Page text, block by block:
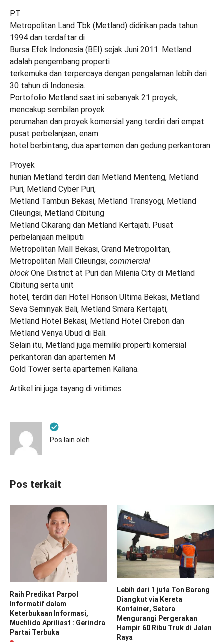
PT
Metropolitan Land Tbk (Metland) didirikan pada tahun
1994 dan terdaftar di
Bursa Efek Indonesia (BEI) sejak Juni 2011. Metland
adalah pengembang properti
terkemuka dan terpercaya dengan pengalaman lebih dari
30 tahun di Indonesia.
Portofolio Metland saat ini sebanyak 21 proyek,
mencakup sembilan proyek
perumahan dan proyek komersial yang terdiri dari empat
pusat perbelanjaan, enam
hotel berbintang, dua apartemen dan gedung perkantoran.
Proyek
hunian Metland terdiri dari Metland Menteng, Metland
Puri, Metland Cyber Puri,
Metland Tambun Bekasi, Metland Transyogi, Metland
Cileungsi, Metland Cibitung
Metland Cikarang dan Metland Kertajati. Pusat
perbelanjaan meliputi
Metropolitan Mall Bekasi, Grand Metropolitan,
Metropolitan Mall Cileungsi, commercial
block One District at Puri dan Milenia City di Metland
Cibitung serta unit
hotel, terdiri dari Hotel Horison Ultima Bekasi, Metland
Seva Seminyak Bali, Metland Smara Kertajati,
Metland Hotel Bekasi, Metland Hotel Cirebon dan
Metland Venya Ubud di Bali.
Selain itu, Metland juga memiliki properti komersial
perkantoran dan apartemen M
Gold Tower serta apartemen Kaliana.
Artikel ini juga tayang di vritimes
Pos lain oleh
Pos terkait
Raih Predikat Parpol
Informatif dalam
Keterbukaan Informasi,
Muchlido Apriliast : Gerindra
Partai Terbuka
Lebih dari 1 juta Ton Barang
Diangkut via Kereta
Kontainer, Setara
Mengurangi Pergerakan
Hampir 60 Ribu Truk di Jalan
Raya